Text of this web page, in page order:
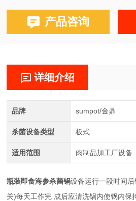
产品咨询
详细介绍
品牌 sumpot/金鼎
杀菌设备类型 板式
适用范围 肉制品加工厂设备
瓶装即食海参杀菌锅设备运行一段时间
关)每天工作完 成后应清洗锅内使锅内保